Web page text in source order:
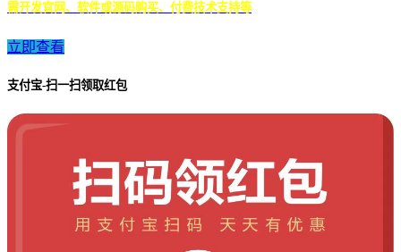
需开发官网、软件或源码购买、付费技术支持等
立即查看
支付宝-扫一扫领取红包